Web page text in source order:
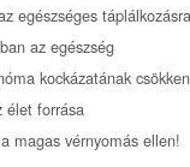
egészséges táplálkozásra
az egészség
kockázatának
élet forrása
magas vérnyomás ellen!